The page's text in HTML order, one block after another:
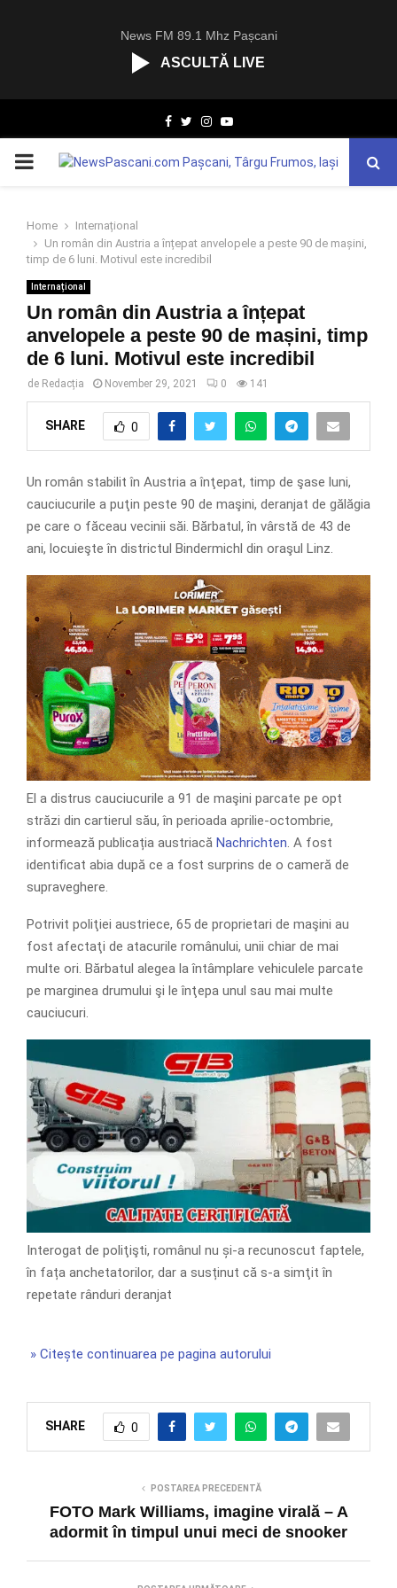
News FM 89.1 Mhz Pașcani
ASCULTĂ LIVE
Facebook
TwitterInstagram
Youtube
PRIMARY
Home
Internațional
Un român din Austria a înțepat anvelopele a peste 90 de mașini,
timp de 6 luni. Motivul este incredibil
Internațional
Un român din Austria a înțepat
anvelopele a peste 90 de mașini, timp
de 6 luni. Motivul este incredibil
de Redacția November 29, 2021 0 141
SHARE 0
Un român stabilit în Austria a înţepat, timp de şase luni,
cauciucurile a puţin peste 90 de maşini, deranjat de gălăgia
pe care o făceau vecinii săi. Bărbatul, în vârstă de 43 de
ani, locuieşte în districtul Bindermichl din oraşul Linz.
El a distrus cauciucurile a 91 de maşini parcate pe opt
străzi din cartierul său, în perioada aprilie-octombrie,
informează publicația austriacă Nachrichten. A fost
identificat abia după ce a fost surprins de o cameră de
supraveghere.
Potrivit poliţiei austriece, 65 de proprietari de maşini au
fost afectaţi de atacurile românului, unii chiar de mai
multe ori. Bărbatul alegea la întâmplare vehiculele parcate
pe marginea drumului şi le înţepa unul sau mai multe
cauciucuri.
Interogat de poliţişti, românul nu și-a recunoscut faptele,
în fața anchetatorilor, dar a susținut că s-a simţit în
repetate rânduri deranjat
» Citește continuarea pe pagina autorului
SHARE 0
POSTAREA PRECEDENTĂ
FOTO Mark Williams, imagine virală – A
adormit în timpul unui meci de snooker